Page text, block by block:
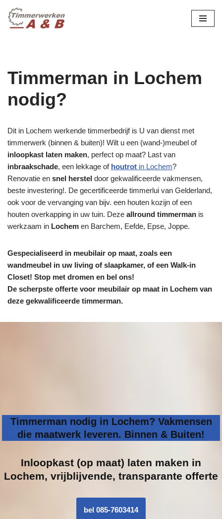
Ga
Timmerman in Lochem
nodig?
Dit in Lochem werkende timmerbedrijf is U van dienst met
timmerwerk (binnen & buiten)! Wilt u een (wand-)meubel of
inloopkast laten maken, perfect op maat? Last van
inbraakschade, een lekkage of houtrot in Lochem?
Renovatie en snel herstel door gekwalificeerde vakmensen,
beste investering!. De gecertificeerde timmerlui van Gelderland,
ook voor de vervanging van bijv. een houten kozijn of een
houten overkapping in uw tuin. Deze allround timmerman is
werkzaam in Lochem en Barchem, Eefde, Epse, Joppe.
Gespecialiseerd in meubilair op maat, zoals een
wandmeubel in uw living of slaapkamer, of een Walk-in
Closet! Stop met dromen en bel ons!
De scherpste offerte voor meubilair op maat in Lochem van
deze gekwalificeerde timmerman.
Timmerman nodig in Lochem? Vakmensen
die maatwerk leveren. Binnen & Buiten!
Inloopkast (op maat) laten maken in
Lochem, vrijblijvende, transparante offerte
bel 085-7603414